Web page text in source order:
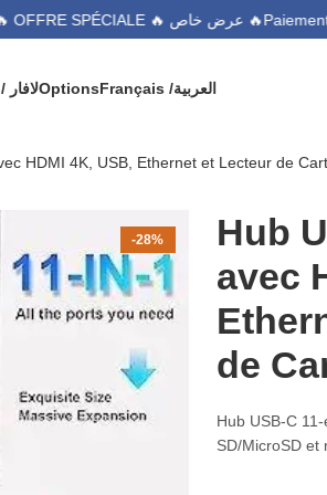
🔥 OFFRE SPÉCIALE 🔥 عرض خاص 🔥
L’affaire / لافارOptionsFrançais /العربية
HDMI 4K, USB, Ethernet et Lecteur de
-28%
Hub
avec
de
Hub USB-C
SD/MicroSD et